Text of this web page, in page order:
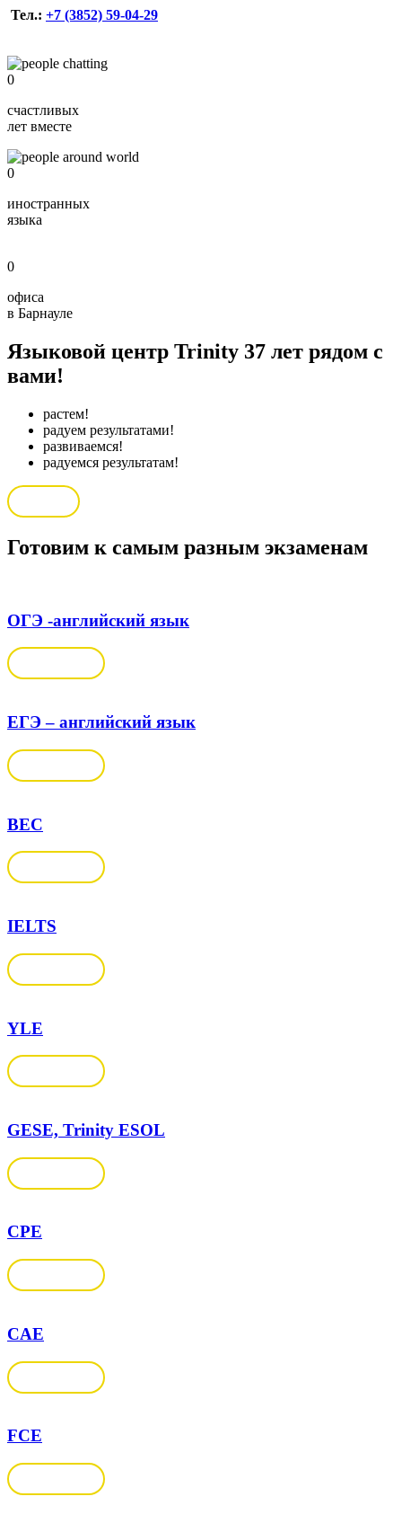
Тел.: +7 (3852) 59-04-29
0
счастливых
лет вместе
0
иностранных
языка
0
офиса
в Барнауле
Языковой центр Trinity 37 лет рядом с
вами!
растем!
радуем результатами!
развиваемся!
радуемся результатам!
Готовим к самым разным экзаменам
ОГЭ -английский язык
ЕГЭ – английский язык
BEC
IELTS
YLE
GESE, Trinity ESOL
CPE
CAE
FCE